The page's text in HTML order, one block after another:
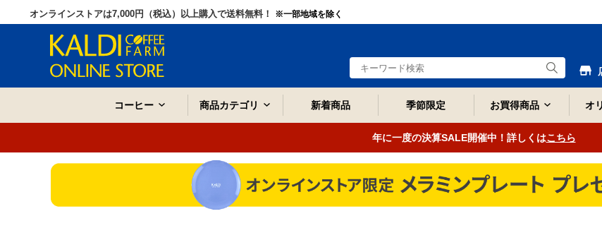
オンラインストアは7,000円（税込）以上購入で送料無料！ ※一部地域を除く
コーヒー 商品カテゴリ 新着商品 季節限定 お買得商品 オ
年に一度の決算SALE開催中！詳しくはこちら